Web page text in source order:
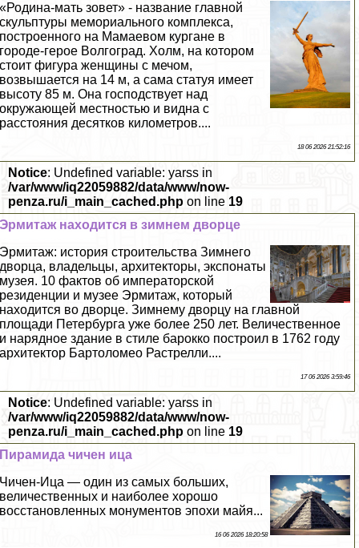
«Родина-мать зовет» - название главной
скульптуры мемориального комплекса,
построенного на Мамаевом кургане в
городе-герое Волгоград. Холм, на котором
стоит фигура женщины с мечом,
возвышается на 14 м, а сама статуя имеет
высоту 85 м. Она господствует над
окружающей местностью и видна с
расстояния десятков километров....
18 06 2026 21:52:16
Notice: Undefined variable: yarss in
/var/www/iq22059882/data/www/now-
penza.ru/i_main_cached.php on line 19
Эрмитаж находится в зимнем дворце
Эрмитаж: история строительства Зимнего
дворца, владельцы, архитекторы, экспонаты
музея. 10 фактов об императорской
резиденции и музее Эрмитаж, который
находится во дворце. Зимнему дворцу на главной
площади Петербурга уже более 250 лет. Величественное
и нарядное здание в стиле барокко построил в 1762 году
архитектор Бартоломео Растрелли....
17 06 2026 3:59:46
Notice: Undefined variable: yarss in
/var/www/iq22059882/data/www/now-
penza.ru/i_main_cached.php on line 19
Пирамида чичен ица
Чичен-Ица — один из самых больших,
величественных и наиболее хорошо
восстановленных монументов эпохи майя...
16 06 2026 18:20:58